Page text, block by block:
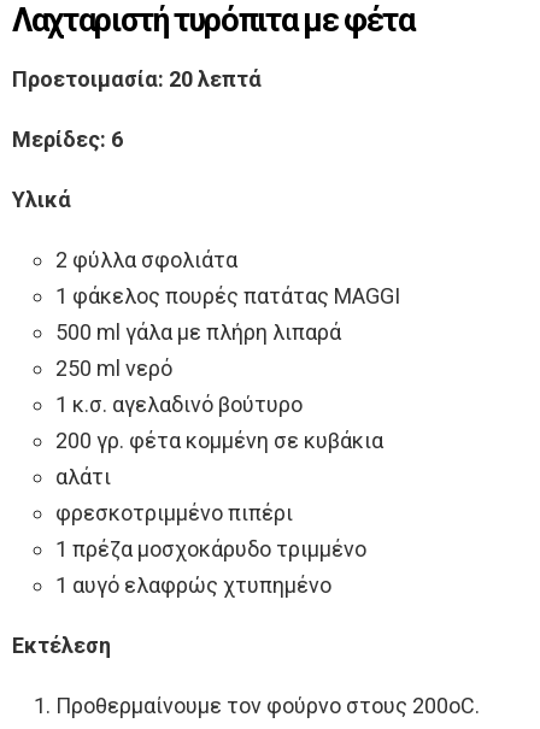
Λαχταριστή τυρόπιτα με φέτα
Προετοιμασία: 20 λεπτά
Μερίδες: 6
Υλικά
2 φύλλα σφολιάτα
1 φάκελος πουρές πατάτας MAGGI
500 ml γάλα με πλήρη λιπαρά
250 ml νερό
1 κ.σ. αγελαδινό βούτυρο
200 γρ. φέτα κομμένη σε κυβάκια
αλάτι
φρεσκοτριμμένο πιπέρι
1 πρέζα μοσχοκάρυδο τριμμένο
1 αυγό ελαφρώς χτυπημένο
Εκτέλεση
Προθερμαίνουμε τον φούρνο στους 200οC.